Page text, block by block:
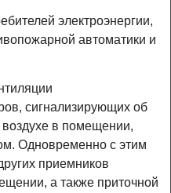
электроэнергии,
автоматики и
сигнализирующих об
воздухе в помещении,
Одновременно с этим
приемников
а также приточной